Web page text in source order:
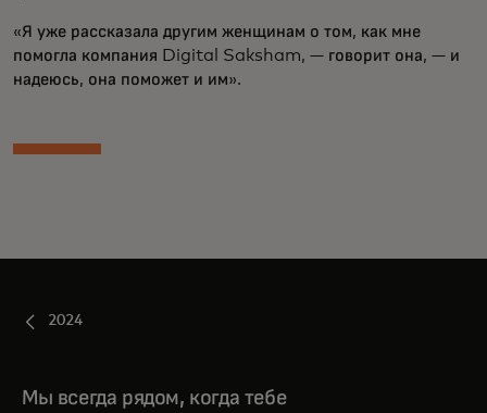
«Я уже рассказала другим женщинам о том, как мне
помогла компания Digital Saksham, — говорит она, — и
надеюсь, она поможет и им».
2024
Мы всегда рядом, когда тебе